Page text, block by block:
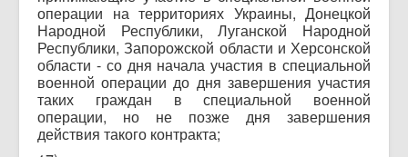
операции на территориях Украины, Донецкой
Народной Республики, Луганской Народной
Республики, Запорожской области и Херсонской
области - со дня начала участия в специальной
военной операции до дня завершения участия
таких граждан в специальной военной
операции, но не позже дня завершения
действия такого контракта;